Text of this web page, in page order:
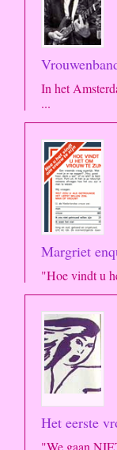
In het
...
Margriet
"Hoe vindt u
Het eerste
"We gaan